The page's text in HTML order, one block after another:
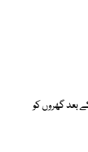
کے بعد گھروں کو